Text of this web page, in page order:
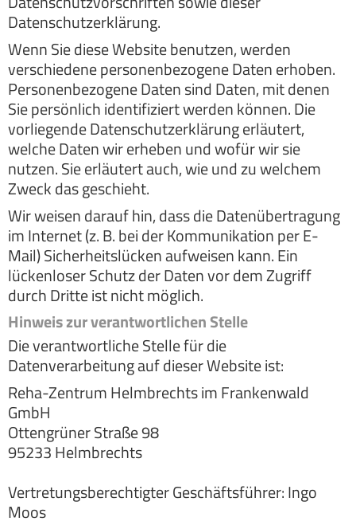
Datenschutzerklärung.
Wenn Sie diese Website benutzen, werden
verschiedene personenbezogene Daten erhoben.
Personenbezogene Daten sind Daten, mit denen
Sie persönlich identifiziert werden können. Die
vorliegende Datenschutzerklärung erläutert,
welche Daten wir erheben und wofür wir sie
nutzen. Sie erläutert auch, wie und zu welchem
Zweck das geschieht.
Wir weisen darauf hin, dass die Datenübertragung
im Internet (z. B. bei der Kommunikation per E-
Mail) Sicherheitslücken aufweisen kann. Ein
lückenloser Schutz der Daten vor dem Zugriff
durch Dritte ist nicht möglich.
Hinweis zur verantwortlichen Stelle
Die verantwortliche Stelle für die
Datenverarbeitung auf dieser Website ist:
Reha-Zentrum Helmbrechts im Frankenwald
GmbH
Ottengrüner Straße 98
95233 Helmbrechts
Vertretungsberechtigter Geschäftsführer: Ingo
Moos